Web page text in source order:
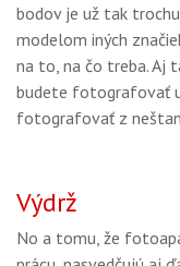
bodov je už tak
modelom iných
na to, na čo treba. Aj
budete fotografovať
fotografovať z
Výdrž
No a tomu, že